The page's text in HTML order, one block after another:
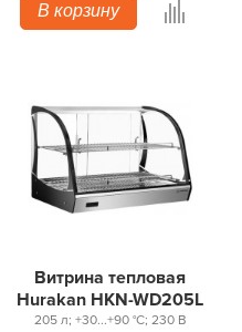
В корзину
Витрина тепловая
Hurakan HKN-WD205L
205 л; +30...+90 °С; 230 В